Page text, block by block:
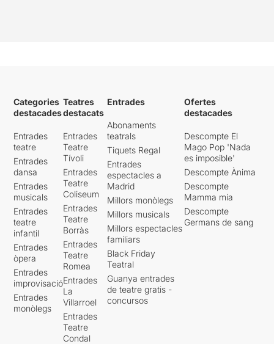
Categories
destacades
Entrades
teatre
Entrades
dansa
Entrades
musicals
Entrades
teatre
infantil
Entrades
òpera
Entrades
improvisació
Entrades
monòlegs
Teatres
destacats
Entrades
Teatre
Tívoli
Entrades
Teatre
Coliseum
Entrades
Teatre
Borràs
Entrades
Teatre
Romea
Entrades
La
Villarroel
Entrades
Teatre
Condal
Entrades
Abonaments
teatrals
Tiquets Regal
Entrades
espectacles a
Madrid
Millors monòlegs
Millors musicals
Millors espectacles
familiars
Black Friday
Teatral
Guanya entrades
de teatre gratis -
concursos
Ofertes
destacades
Descompte El
Mago Pop 'Nada
es imposible'
Descompte Ànima
Descompte
Mamma mia
Descompte
Germans de sang